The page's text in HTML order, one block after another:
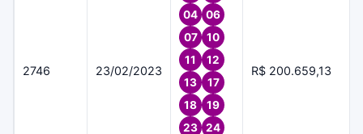
2746 23/02/2023
04
06
07
10
11
12
13
17
18
19
23
24
R$ 200.659,13